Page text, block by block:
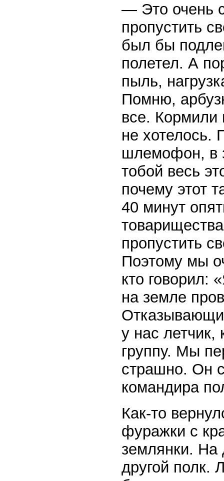
— Это очень
пропустить
был бы
полетел. А
пыль,
Помню,
все.
не хотелось.
шлемофон, в
тобой весь
почему этот
40 минут
пропустить
Поэтому мы
кто говорил:
на земле
у нас
группу. Мы
страшно. Он
командира
Как-то
фуражки с
землянки. На
другой полк.